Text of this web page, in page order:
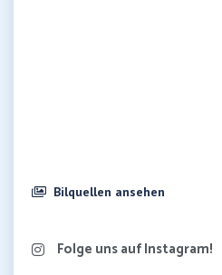
Bilquellen ansehen
Folge uns auf Instagram!